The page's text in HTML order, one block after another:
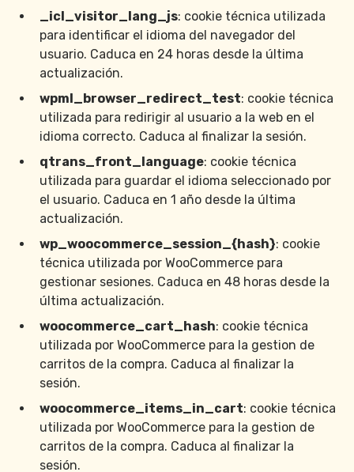
_icl_visitor_lang_js: cookie técnica utilizada
para identificar el idioma del navegador del
usuario. Caduca en 24 horas desde la última
actualización.
wpml_browser_redirect_test: cookie técnica
utilizada para redirigir al usuario a la web en el
idioma correcto. Caduca al finalizar la sesión.
qtrans_front_language: cookie técnica
utilizada para guardar el idioma seleccionado por
el usuario. Caduca en 1 año desde la última
actualización.
wp_woocommerce_session_{hash}: cookie
técnica utilizada por WooCommerce para
gestionar sesiones. Caduca en 48 horas desde la
última actualización.
woocommerce_cart_hash: cookie técnica
utilizada por WooCommerce para la gestion de
carritos de la compra. Caduca al finalizar la
sesión.
woocommerce_items_in_cart: cookie técnica
utilizada por WooCommerce para la gestion de
carritos de la compra. Caduca al finalizar la
sesión.